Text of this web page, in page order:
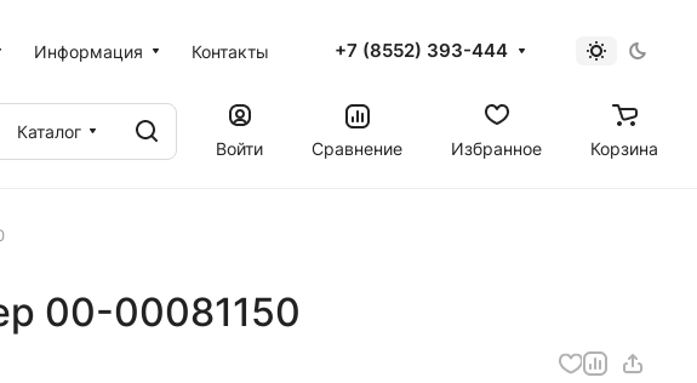
Информация Контакты +7 (8552) 393-444
Каталог
Войти
Сравнение Избранное Корзина
00-00081150